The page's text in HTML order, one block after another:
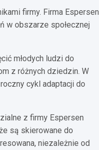
firmy. Firma Espersen
w obszarze społecznej
młodych ludzi do
z różnych dziedzin. W
cykl adaptacji do
z firmy Espersen
są skierowane do
niezależnie od